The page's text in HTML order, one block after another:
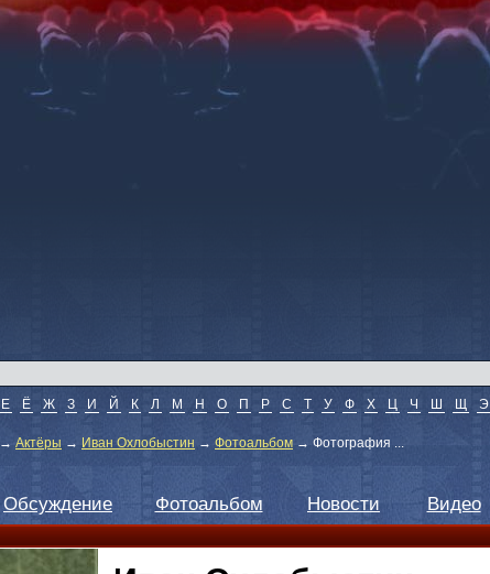
Е Ё Ж З И Й К Л М Н О П Р С Т У Ф Х Ц Ч Ш Щ Э
→ Актёры → Иван Охлобыстин → Фотоальбом → Фотография ...
Обсуждение Фотоальбом Новости Видео